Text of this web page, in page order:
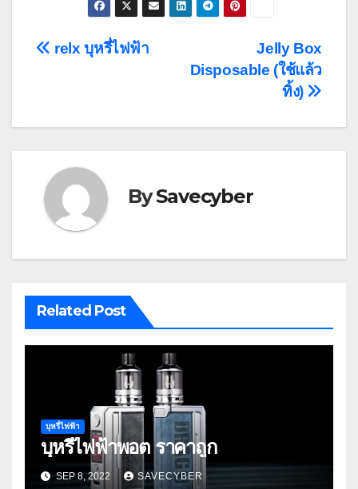
Post
Jelly Box
Disposable (ใช้แล้ว
ทิ้ง)
relx บุหรี่ไฟฟ้า
BySavecyber
Related Post
บุหรี่ไฟฟ้า
บุหรี่ไฟฟ้าพอต ราคาถูก
SEP 8, 2022 SAVECYBER